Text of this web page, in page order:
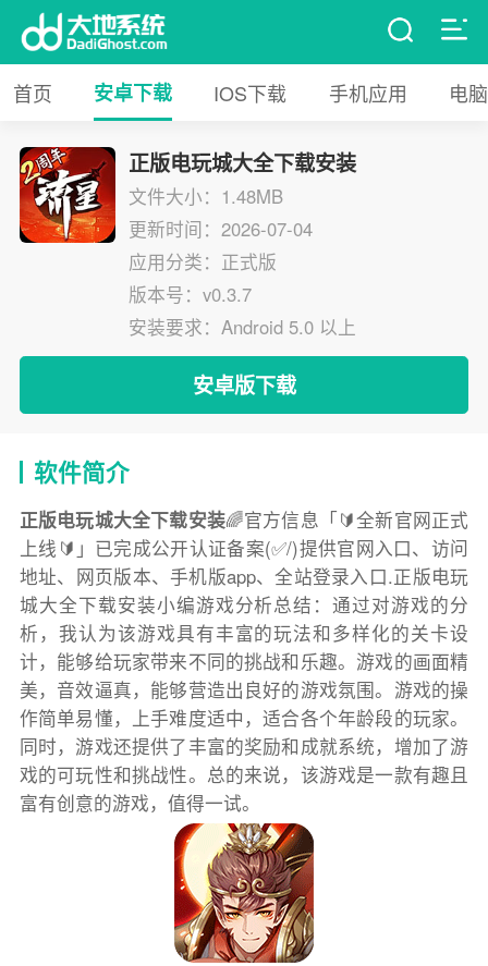
首页 安卓下载 IOS下载 手机应用 电
正版电玩城大全下载安装
文件大小：1.48MB
更新时间：2026-07-04
应用分类：正式版
版本号：v0.3.7
安装要求：Android 5.0 以上
安卓版下载
软件简介
正版电玩城大全下载安装🌈官方信息「🔰全新官网正式
上线🔰」已完成公开认证备案(✅/)提供官网入口、访问
地址、网页版本、手机版app、全站登录入口.正版电玩
城大全下载安装小编游戏分析总结：通过对游戏的分
析，我认为该游戏具有丰富的玩法和多样化的关卡设
计，能够给玩家带来不同的挑战和乐趣。游戏的画面精
美，音效逼真，能够营造出良好的游戏氛围。游戏的操
作简单易懂，上手难度适中，适合各个年龄段的玩家。
同时，游戏还提供了丰富的奖励和成就系统，增加了游
戏的可玩性和挑战性。总的来说，该游戏是一款有趣且
富有创意的游戏，值得一试。